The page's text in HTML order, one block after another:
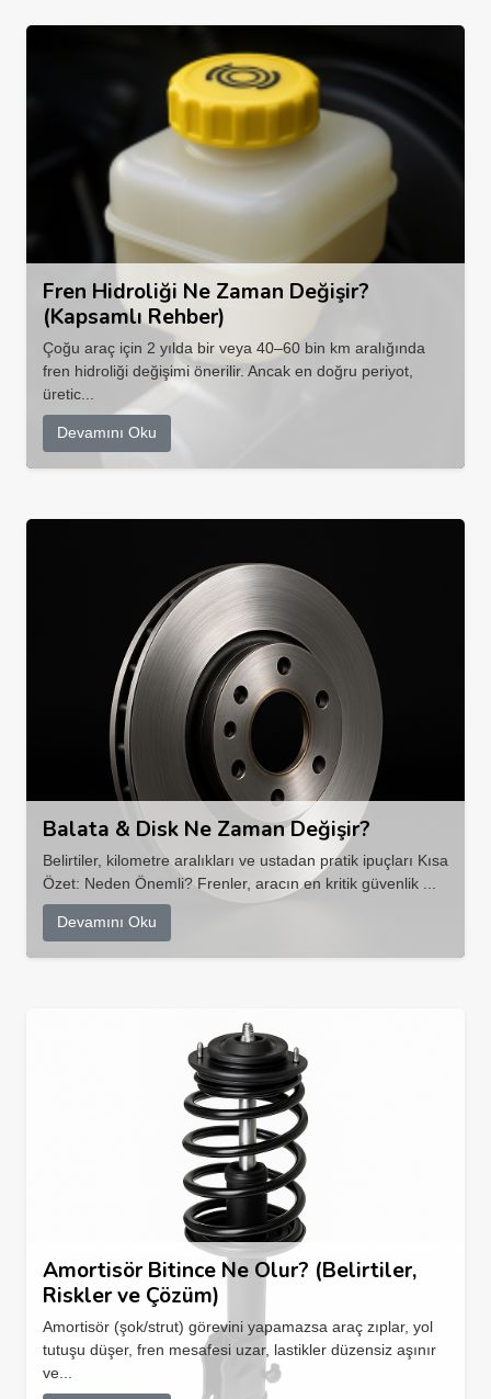
Fren Hidroliği Ne Zaman Değişir?
(Kapsamlı Rehber)
Çoğu araç için 2 yılda bir veya 40–60 bin km aralığında
fren hidroliği değişimi önerilir. Ancak en doğru periyot,
üretic...
Devamını Oku
Balata & Disk Ne Zaman Değişir?
Belirtiler, kilometre aralıkları ve ustadan pratik ipuçları Kısa
Özet: Neden Önemli? Frenler, aracın en kritik güvenlik ...
Devamını Oku
Amortisör Bitince Ne Olur? (Belirtiler,
Riskler ve Çözüm)
Amortisör (şok/strut) görevini yapamazsa araç zıplar, yol
tutuşu düşer, fren mesafesi uzar, lastikler düzensiz aşınır
ve...